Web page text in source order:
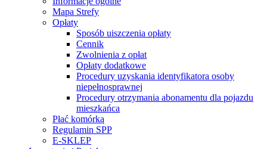
Mapa Strefy
Opłaty
Sposób uiszczenia opłaty
Cennik
Zwolnienia z opłat
Opłaty dodatkowe
Procedury uzyskania identyfikatora osoby
niepełnosprawnej
Procedury otrzymania abonamentu dla pojazdu
mieszkańca
Płać komórką
Regulamin SPP
E-SKLEP